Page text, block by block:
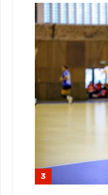
3